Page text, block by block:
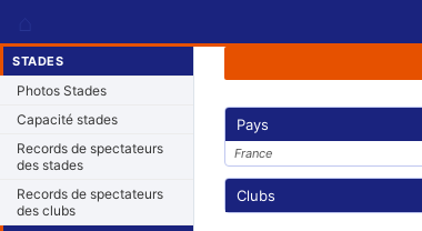
STADES
Photos Stades
Capacité stades
Records de spectateurs
des stades
Records de spectateurs
des clubs
Pays
France
Clubs